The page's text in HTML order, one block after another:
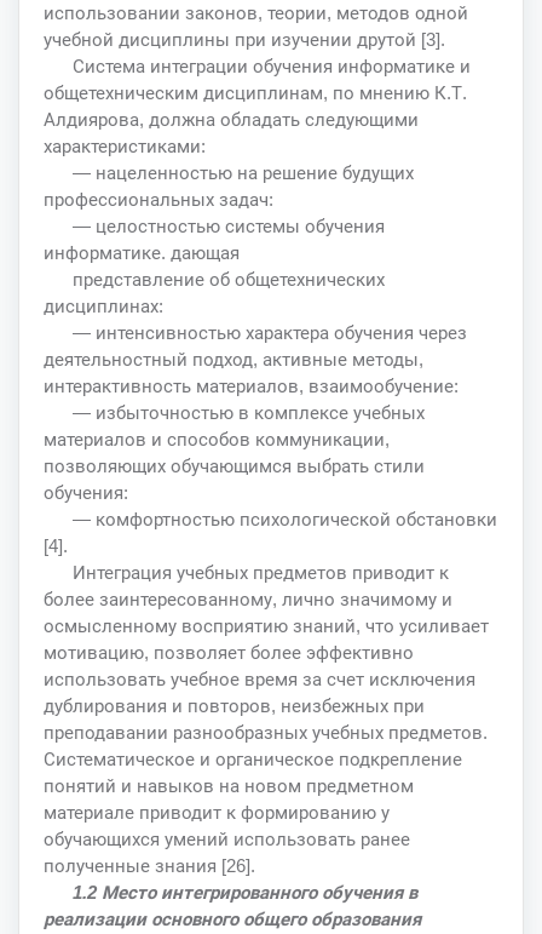
использовании законов, теории, методов одной
учебной дисциплины при изучении друтой [3].
Система интеграции обучения информатике и
общетехническим дисциплинам, по мнению К.Т.
Алдиярова, должна обладать следующими
характеристиками:
— нацеленностью на решение будущих
профессиональных задач:
— целостностью системы обучения
информатике. дающая
представление об общетехнических
дисциплинах:
— интенсивностью характера обучения через
деятельностный подход, активные методы,
интерактивность материалов, взаимообучение:
— избыточностью в комплексе учебных
материалов и способов коммуникации,
позволяющих обучающимся выбрать стили
обучения:
— комфортностью психологической обстановки
[4].
Интеграция учебных предметов приводит к
более заинтересованному, лично значимому и
осмысленному восприятию знаний, что усиливает
мотивацию, позволяет более эффективно
использовать учебное время за счет исключения
дублирования и повторов, неизбежных при
преподавании разнообразных учебных предметов.
Систематическое и органическое подкрепление
понятий и навыков на новом предметном
материале приводит к формированию у
обучающихся умений использовать ранее
полученные знания [26].
1.2 Место интегрированного обучения в
реализации основного общего образования